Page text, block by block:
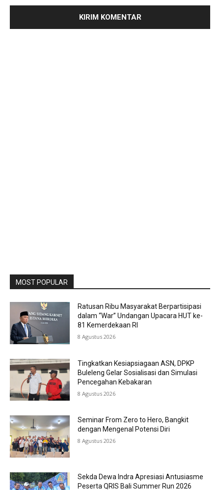
MOST POPULAR
Ratusan Ribu Masyarakat Berpartisipasi
dalam “War” Undangan Upacara HUT ke-
81 Kemerdekaan RI
8 Agustus 2026
Tingkatkan Kesiapsiagaan ASN, DPKP
Buleleng Gelar Sosialisasi dan Simulasi
Pencegahan Kebakaran
8 Agustus 2026
Seminar From Zero to Hero, Bangkit
dengan Mengenal Potensi Diri
8 Agustus 2026
Sekda Dewa Indra Apresiasi Antusiasme
Peserta QRIS Bali Summer Run 2026